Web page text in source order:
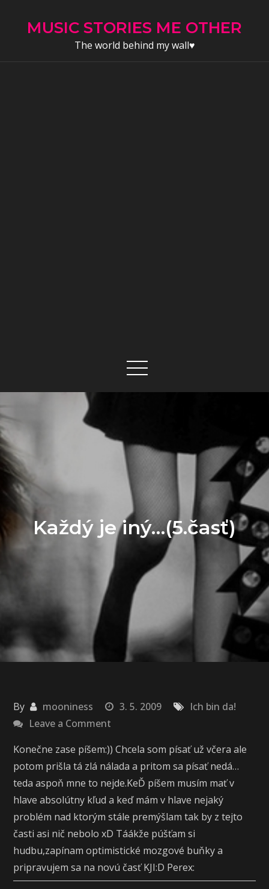
MUSIC STORIES ME OTHER
The world behind my wall♥
Každý je iný…(5.časť)
By mooniness 3. 5. 2009
Ich bin da!
Leave a Comment
je
iný…
(5.časť)
Konečne zase píšem:)) Chcela som písať už včera ale
potom prišla tá zlá nálada a pritom sa písať nedá…
teda aspoň mne to nejde.KeĎ píšem musím mať v
hlave absolútny kľud a keď mám v hlave nejaký
problém nad ktorým stále premýšlam tak by z tejto
časti asi nič nebolo xD Táákže púšťam si
hudbu,zapínam optimistické mozgové buňky a
pripravujem sa na novú časť KJI:D Perex: